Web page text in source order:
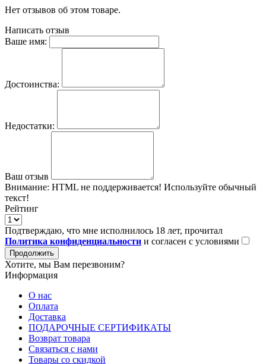
Нет отзывов об этом товаре.
Написать отзыв
Ваше имя:
Достоинства:
Недостатки:
Ваш отзыв
Внимание: HTML не поддерживается! Используйте обычный
текст!
Рейтинг
Подтверждаю, что мне исполнилось 18 лет, прочитал
Политика конфиденциальности и согласен с условиями
Продолжить
Хотите, мы Вам перезвоним?
Информация
О нас
Оплата
Доставка
ПОДАРОЧНЫЕ СЕРТИФИКАТЫ
Возврат товара
Связаться с нами
Товары со скидкой